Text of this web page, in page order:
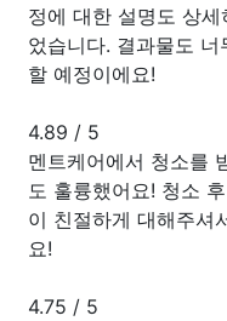
정에 대한 설명도 상
었습니다. 결과물도
할 예정이에요!
4.89 / 5
멘트케어에서 청소를
도 훌륭했어요! 청소
이 친절하게 대해주셔
요!
4.75 / 5